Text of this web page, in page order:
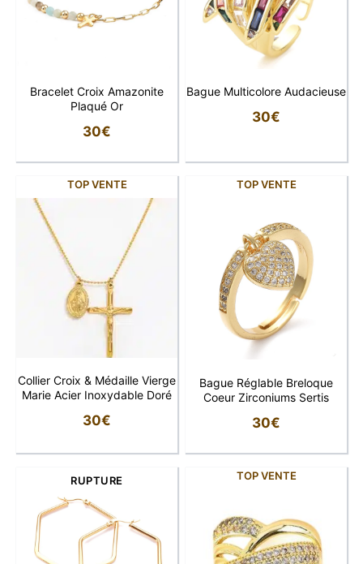
Bracelet Croix Amazonite
Plaqué Or
30€
Bague Multicolore Audacieuse
30€
TOP VENTE
Collier Croix & Médaille Vierge
Marie Acier Inoxydable Doré
30€
TOP VENTE
Bague Réglable Breloque
Coeur Zirconiums Sertis
30€
RUPTURE TOP VENTE